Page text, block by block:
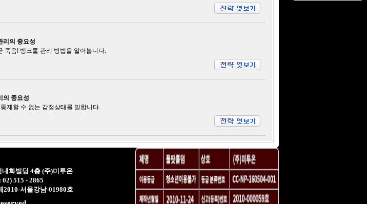
리의 중요성
죽음! 뱅크롤 관리 방법을 알아봅니다.
의 중요성
제할 수 없는 감정상태를 말합니다.
화빌딩 4층 (주)미투온
515 - 2865
2010-서울강남-01980호